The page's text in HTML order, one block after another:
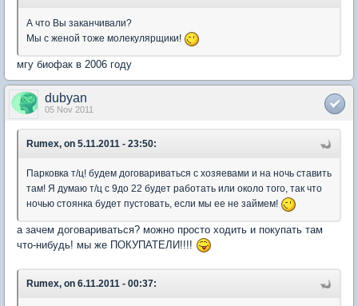
А что Вы заканчивали?
Мы с женой тоже молекулярщики!
мгу биофак в 2006 году
dubyan
05 Nov 2011
Rumex, on 5.11.2011 - 23:50:
Парковка т/ц! будем договариваться с хозяевами и на ночь ставить
там! Я думаю т/ц с 9до 22 будет работать или около того, так что
ночью стоянка будет пустовать, если мы ее не займем!
а зачем договариваться? можно просто ходить и покупать там
что-нибудь! мы же ПОКУПАТЕЛИ!!!!
Rumex, on 6.11.2011 - 00:37: